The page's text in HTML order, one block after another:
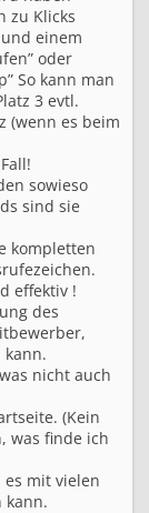
zu Klicks
einem
oder
So kann man
3 evtl.
(wenn es beim
sowieso
sind sie
kompletten
effektiv !
des
nicht auch
(Kein
was finde ich
mit vielen
kann.